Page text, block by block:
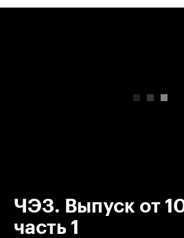
ЧЭЗ. Выпуск от
часть 1